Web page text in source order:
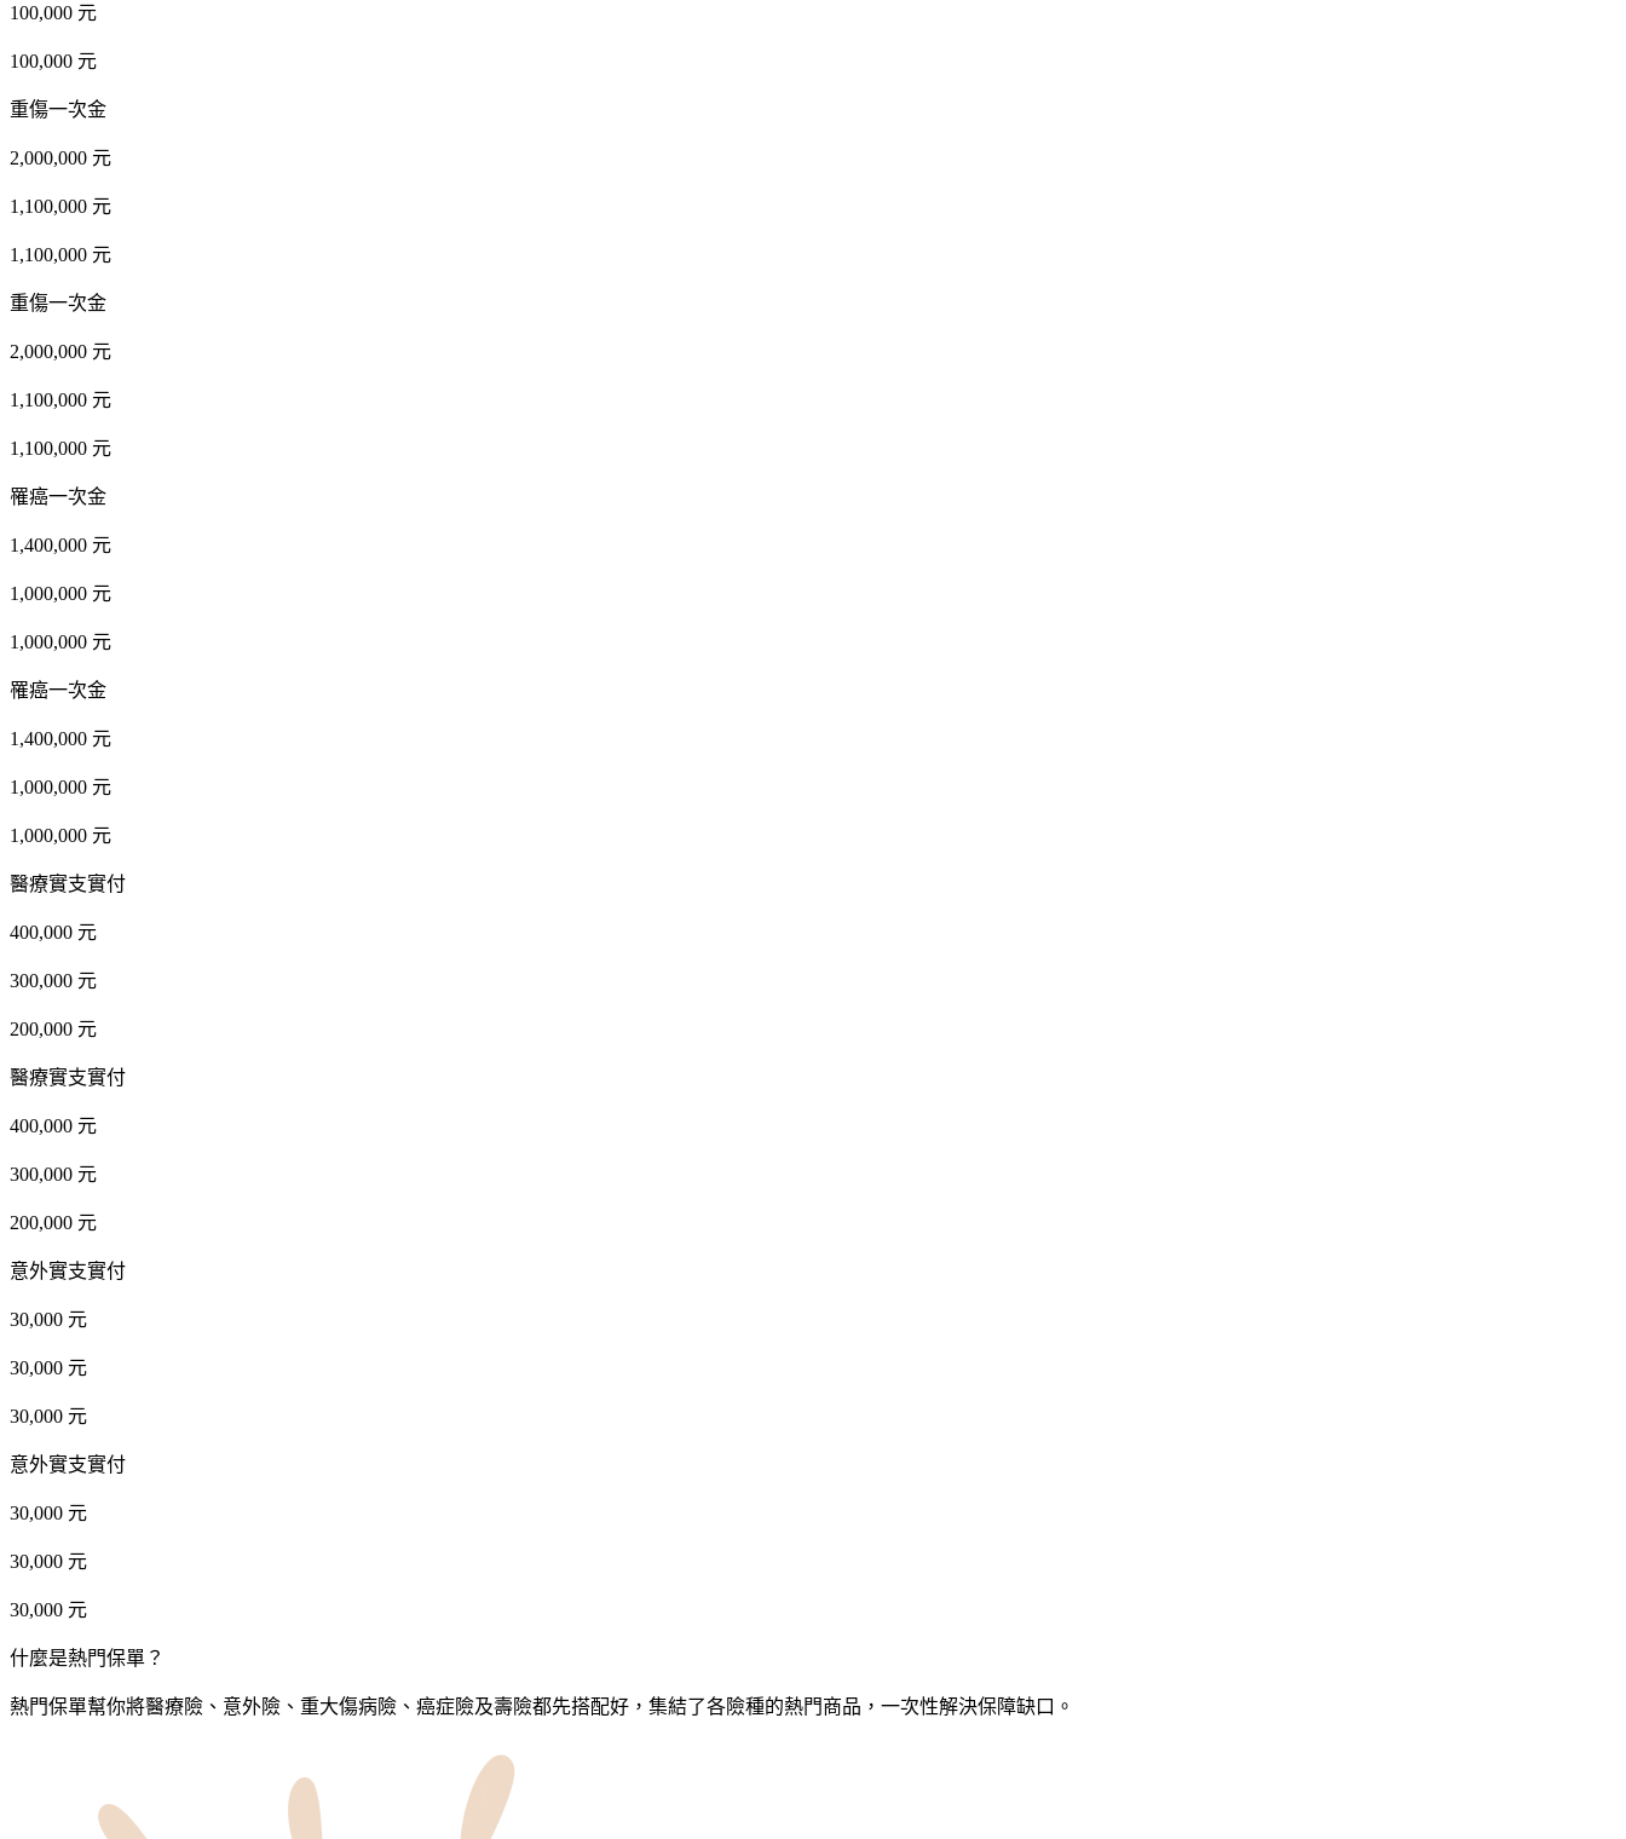
100,000 元
100,000 元
重傷一次金
2,000,000 元
1,100,000 元
1,100,000 元
重傷一次金
2,000,000 元
1,100,000 元
1,100,000 元
罹癌一次金
1,400,000 元
1,000,000 元
1,000,000 元
罹癌一次金
1,400,000 元
1,000,000 元
1,000,000 元
醫療實支實付
400,000 元
300,000 元
200,000 元
醫療實支實付
400,000 元
300,000 元
200,000 元
意外實支實付
30,000 元
30,000 元
30,000 元
意外實支實付
30,000 元
30,000 元
30,000 元
什麼是熱門保單？
熱門保單幫你將醫療險、意外險、重大傷病險、癌症險及壽險都先搭配好，集結了各險種的熱門商品，一次性解決保障缺口。